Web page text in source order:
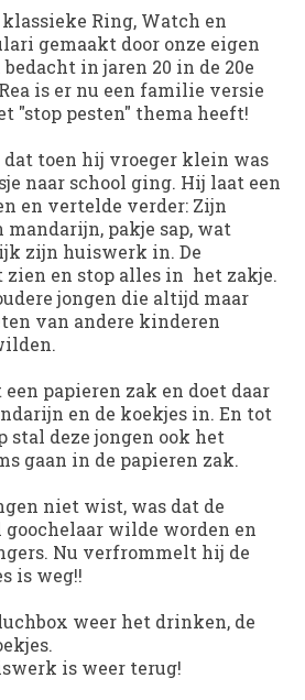
Ring, Watch en
gemaakt door onze eigen
in jaren 20 in de 20e
is er nu een familie versie
"stop pesten" thema heeft!
dat toen hij vroeger klein was
naar school ging. Hij laat een
en vertelde verder: Zijn
mandarijn, pakje sap, wat
zijn huiswerk in. De
zien en stop alles in het zakje.
jongen die altijd maar
van andere kinderen
papieren zak en doet daar
en de koekjes in. En tot
stal deze jongen ook het
gaan in de papieren zak.
niet wist, was dat de
wilde worden en
Nu verfrommelt hij de
is weg!!
weer het drinken, de
is weer terug!